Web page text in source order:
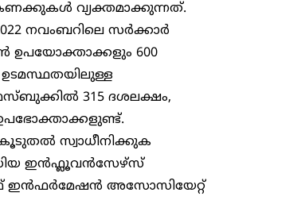
വ്യക്തമാക്കുന്നത്.
നവംബറിലെ സർക്കാർ
600
315 ദശലക്ഷം,
സ്വാധീനിക്കുക
ഇൻഫ്ലൂവൻസേഴ്സ്
ഇൻഫർമേഷൻ അസോസിയേറ്റ്